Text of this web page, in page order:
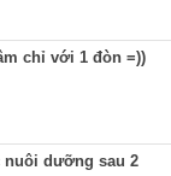
chỉ với 1 đòn =))
dưỡng sau 2